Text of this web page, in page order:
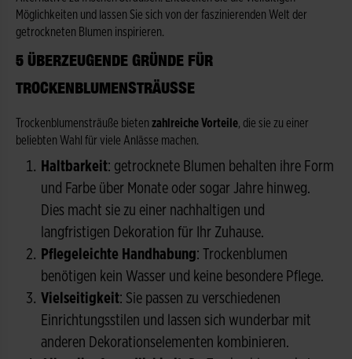
Möglichkeiten und lassen Sie sich von der faszinierenden Welt der
getrockneten Blumen inspirieren.
5 ÜBERZEUGENDE GRÜNDE FÜR
TROCKENBLUMENSTRÄUSSE
Trockenblumensträuße bieten zahlreiche Vorteile, die sie zu einer
beliebten Wahl für viele Anlässe machen.
Haltbarkeit: getrocknete Blumen behalten ihre Form
und Farbe über Monate oder sogar Jahre hinweg.
Dies macht sie zu einer nachhaltigen und
langfristigen Dekoration für Ihr Zuhause.
Pflegeleichte Handhabung: Trockenblumen
benötigen kein Wasser und keine besondere Pflege.
Vielseitigkeit: Sie passen zu verschiedenen
Einrichtungsstilen und lassen sich wunderbar mit
anderen Dekorationselementen kombinieren.